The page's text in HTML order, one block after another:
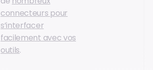
connecteurs pour
s’interfacer
facilement avec vos
outils.